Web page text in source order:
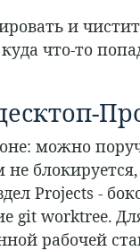
и
что-то
можно
Projects -
git worktree.
рабочей